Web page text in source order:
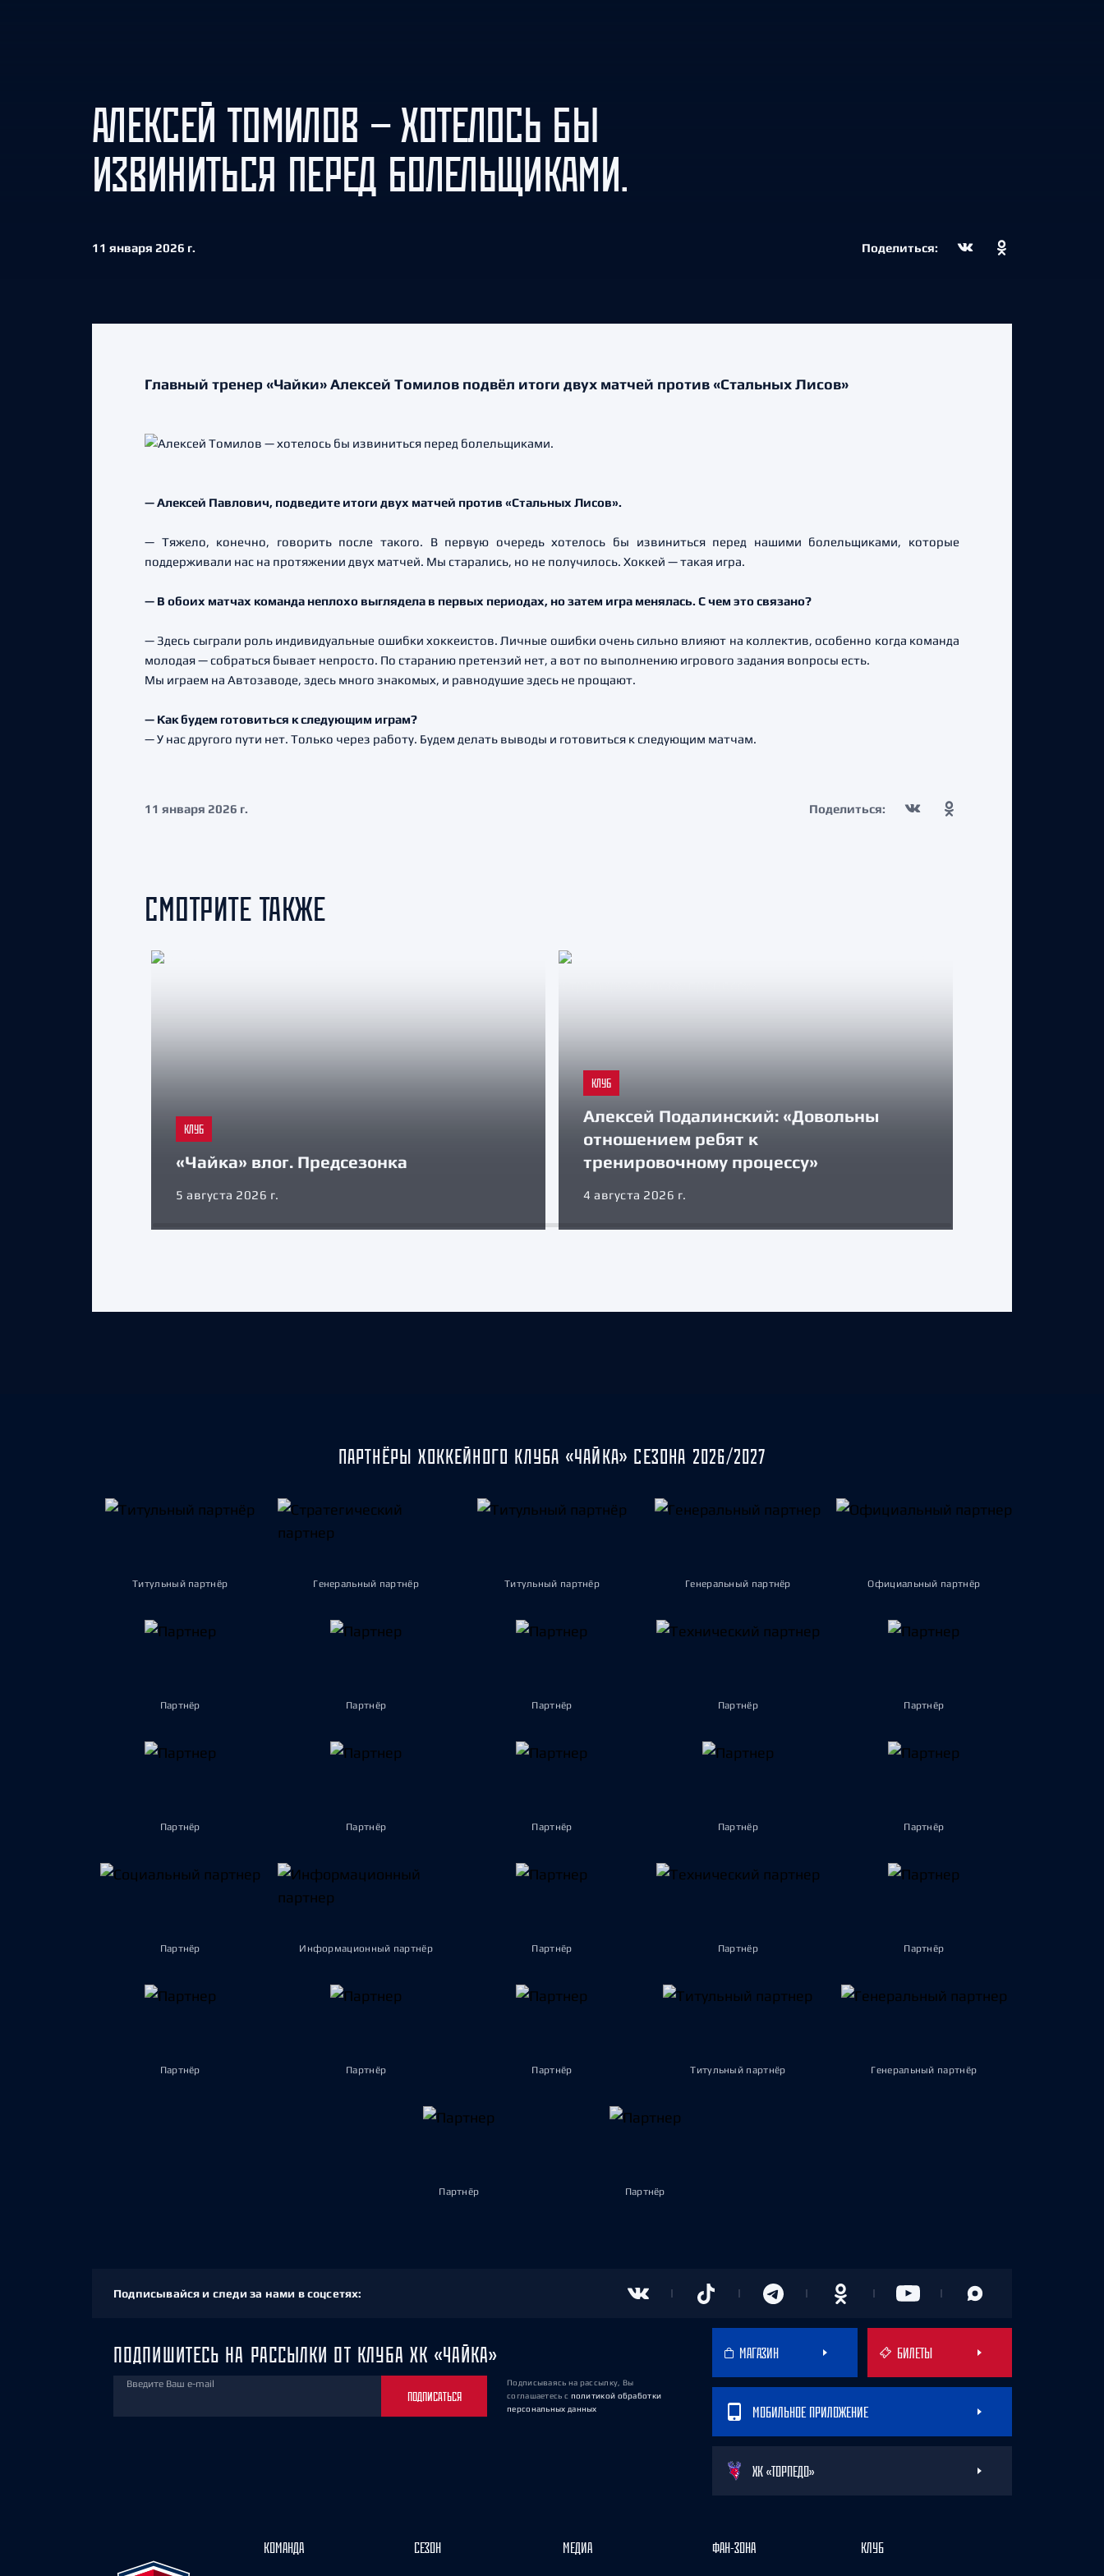
АЛЕКСЕЙ ТОМИЛОВ — ХОТЕЛОСЬ БЫ
ИЗВИНИТЬСЯ ПЕРЕД БОЛЕЛЬЩИКАМИ.
11 января 2026 г. Поделиться:
Главный тренер «Чайки» Алексей Томилов подвёл итоги двух матчей против «Стальных Лисов»
— Алексей Павлович, подведите итоги двух матчей против «Стальных Лисов».
— Тяжело, конечно, говорить после такого. В первую очередь хотелось бы извиниться перед нашими болельщиками, которые
поддерживали нас на протяжении двух матчей. Мы старались, но не получилось. Хоккей — такая игра.
— В обоих матчах команда неплохо выглядела в первых периодах, но затем игра менялась. С чем это связано?
— Здесь сыграли роль индивидуальные ошибки хоккеистов. Личные ошибки очень сильно влияют на коллектив, особенно когда команда
молодая — собраться бывает непросто. По старанию претензий нет, а вот по выполнению игрового задания вопросы есть.
Мы играем на Автозаводе, здесь много знакомых, и равнодушие здесь не прощают.
— Как будем готовиться к следующим играм?
— У нас другого пути нет. Только через работу. Будем делать выводы и готовиться к следующим матчам.
11 января 2026 г. Поделиться:
СМОТРИТЕ ТАКЖЕ
КЛУБ
«Чайка» влог. Предсезонка
5 августа 2026 г.
КЛУБ
Алексей Подалинский: «Довольны
отношением ребят к
тренировочному процессу»
4 августа 2026 г.
ПАРТНЁРЫ ХОККЕЙНОГО КЛУБА «ЧАЙКА» СЕЗОНА 2026/2027
Титульный партнёр Генеральный партнёр Титульный партнёр Генеральный партнёр Официальный партнёр
Партнёр Партнёр Партнёр Партнёр Партнёр
Партнёр Партнёр Партнёр Партнёр Партнёр
Партнёр Информационный партнёр Партнёр Партнёр Партнёр
Партнёр Партнёр Партнёр Титульный партнёр Генеральный партнёр
Партнёр Партнёр
Подписывайся и следи за нами в соцсетях:
ПОДПИШИТЕСЬ НА РАССЫЛКИ ОТ КЛУБА ХК «ЧАЙКА»
Введите Ваш e-mail
ПОДПИСАТЬСЯ
Подписываясь на рассылку, Вы
соглашаетесь с политикой обработки
персональных данных
МАГАЗИН БИЛЕТЫ
МОБИЛЬНОЕ ПРИЛОЖЕНИЕ
ХК «ТОРПЕДО»
КОМАНДА СЕЗОН МЕДИА ФАН-ЗОНА КЛУБ